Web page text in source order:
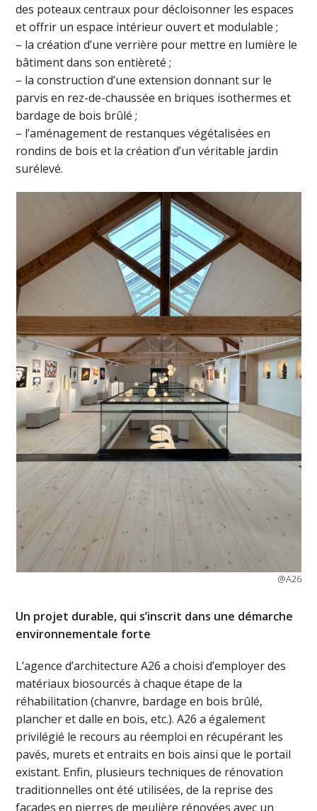
des poteaux centraux pour décloisonner les espaces
et offrir un espace intérieur ouvert et modulable ;
– la création d’une verrière pour mettre en lumière le
bâtiment dans son entièreté ;
– la construction d’une extension donnant sur le
parvis en rez-de-chaussée en briques isothermes et
bardage de bois brûlé ;
– l’aménagement de restanques végétalisées en
rondins de bois et la création d’un véritable jardin
surélevé.
@A26
Un projet durable, qui s’inscrit dans une démarche
environnementale forte
L’agence d’architecture A26 a choisi d’employer des
matériaux biosourcés à chaque étape de la
réhabilitation (chanvre, bardage en bois brûlé,
plancher et dalle en bois, etc.). A26 a également
privilégié le recours au réemploi en récupérant les
pavés, murets et entraits en bois ainsi que le portail
existant. Enfin, plusieurs techniques de rénovation
traditionnelles ont été utilisées, de la reprise des
façades en pierres de meulière rénovées avec un